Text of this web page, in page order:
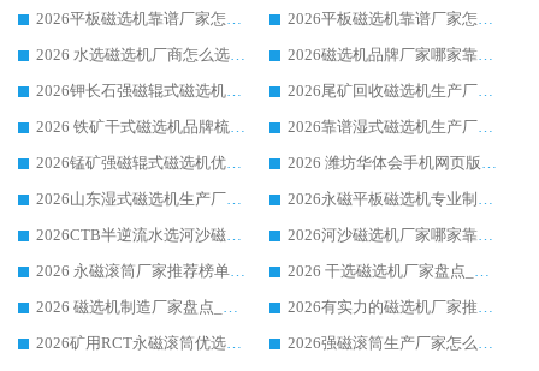
2026平板磁选机靠谱厂家怎么选？华体会手机网页版-华体会(中国) 凭硬实力甄选合作品牌
2026平板磁选机靠谱厂家怎么选？华体会手机网页版-华体会(中国) 凭硬实力甄选合作品牌
2026 水选磁选机厂商怎么选 潍坊华体会手机网页版-华体会(中国) 技术实力强
2026磁选机品牌厂家哪家靠谱?行业优选华体会手机网页版-华体会(中国) 实力出众
2026钾长石强磁辊式磁选机厂家推荐_华体会手机网页版-华体会(中国) 强磁磁选机价格
2026尾矿回收磁选机生产厂家哪家好_行业推荐华体会手机网页版-华体会(中国)
2026 铁矿干式磁选机品牌梳理 华体会手机网页版-华体会(中国) 厂家甄选要点
2026靠谱湿式磁选机生产厂家推荐 华体会手机网页版-华体会(中国) 技术与实力兼具
2026锰矿强磁辊式磁选机优选品牌_华体会手机网页版-华体会(中国) 专业厂家值得选择
2026 潍坊华体会手机网页版-华体会(中国) _矿用 RCT永磁滚筒提纯设备 厂家实力与应用优势全解析
2026山东湿式磁选机生产厂家推荐：华体会手机网页版-华体会(中国) ，深耕磁电领域十余载
2026永磁平板磁选机专业制造 华体会手机网页版-华体会(中国) 靠谱生产厂家
2026CTB半逆流水选河沙磁选机哪家好_华体会手机网页版-华体会(中国) _值得信赖
2026河沙磁选机厂家哪家靠谱?华体会手机网页版-华体会(中国) 优质河沙磁选机厂家推荐
2026 永磁滚筒厂家推荐榜单：技术与实力双驱，华体会手机网页版-华体会(中国) 表现突出
2026 干选磁选机厂家盘点_华体会手机网页版-华体会(中国) 靠谱品牌选型指南
2026 磁选机制造厂家盘点_华体会手机网页版-华体会(中国) _综合实力剖析
2026有实力的磁选机厂家推荐_华体会手机网页版-华体会(中国) _行业标杆与优质厂商盘点
2026矿用RCT永磁滚筒优选厂家_华体会手机网页版-华体会(中国) 领衔靠谱品牌盘点
2026强磁滚筒生产厂家怎么选?行业口碑推荐华体会手机网页版-华体会(中国)